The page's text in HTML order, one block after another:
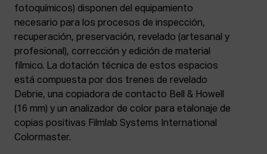
fotoquímicos) disponen del equipamiento
necesario para los procesos de inspección,
recuperación, preservación, revelado (artesanal y
profesional), corrección y edición de material
fílmico. La dotación técnica de estos espacios
está compuesta por dos trenes de revelado
Debrie, una copiadora de contacto Bell & Howell
(16 mm) y un analizador de color para etalonaje de
copias positivas Filmlab Systems International
Colormaster.